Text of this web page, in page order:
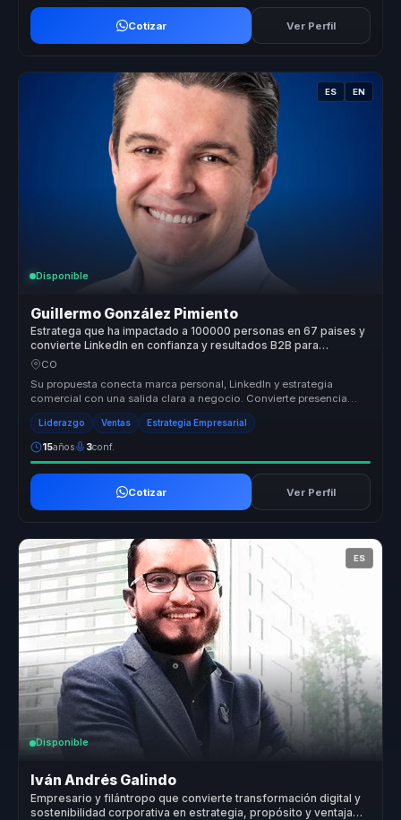
Cotizar Ver Perfil
ES EN
Disponible
Guillermo González Pimiento
Estratega que ha impactado a 100000 personas en 67 paises y
convierte LinkedIn en confianza y resultados B2B para
empresas.
CO
Su propuesta conecta marca personal, LinkedIn y estrategia
comercial con una salida clara a negocio. Convierte presencia
digital y confia...
Liderazgo Ventas Estrategia Empresarial
15años 3conf.
Cotizar Ver Perfil
ES
Disponible
Iván Andrés Galindo
Empresario y filántropo que convierte transformación digital y
sostenibilidad corporativa en estrategia, propósito y ventaja